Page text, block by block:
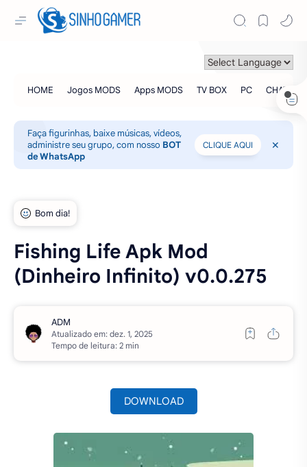
Faça figurinhas, baixe músicas, vídeos,
administre seu grupo, com nosso BOT
de WhatsApp
CLIQUE AQUI
Fishing Life Apk Mod
(Dinheiro Infinito) v0.0.275
Atualizado em:
Tempo de leitura: 2 min
DOWNLOAD